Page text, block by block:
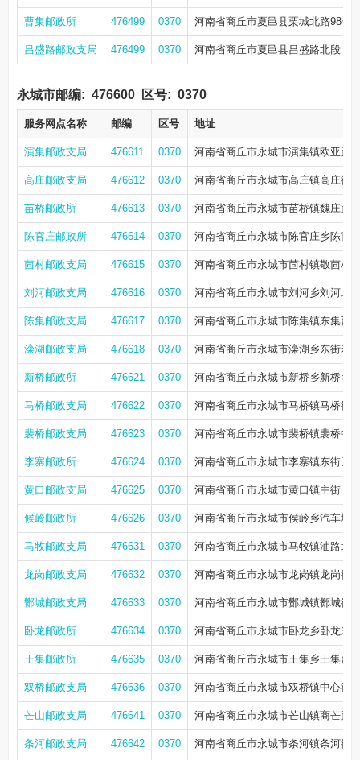
曹集邮政所 476499 0370 河南省商丘市夏邑县栗城北路98号
昌盛路邮政支局 476499 0370 河南省商丘市夏邑县昌盛路北段
永城市邮编: 476600 区号: 0370
服务网点名称 邮编 区号 地址
演集邮政支局 476611 0370 河南省商丘市永城市演集镇欧亚路
高庄邮政支局 476612 0370 河南省商丘市永城市高庄镇高庄街
苗桥邮政所 476613 0370 河南省商丘市永城市苗桥镇魏庄路
陈官庄邮政所 476614 0370 河南省商丘市永城市陈官庄乡陈官
茴村邮政支局 476615 0370 河南省商丘市永城市茴村镇敬茴村
刘河邮政支局 476616 0370 河南省商丘市永城市刘河乡刘河北
陈集邮政支局 476617 0370 河南省商丘市永城市陈集镇东集西
滦湖邮政支局 476618 0370 河南省商丘市永城市滦湖乡东街老
新桥邮政所 476621 0370 河南省商丘市永城市新桥乡新桥南
马桥邮政支局 476622 0370 河南省商丘市永城市马桥镇马桥街
裴桥邮政支局 476623 0370 河南省商丘市永城市裴桥镇裴桥中
李寨邮政所 476624 0370 河南省商丘市永城市李寨镇东街圆
黄口邮政支局 476625 0370 河南省商丘市永城市黄口镇主街十
候岭邮政所 476626 0370 河南省商丘市永城市侯岭乡汽车城
马牧邮政支局 476631 0370 河南省商丘市永城市马牧镇油路北
龙岗邮政支局 476632 0370 河南省商丘市永城市龙岗镇龙岗街
酂城邮政支局 476633 0370 河南省商丘市永城市酂城镇酂城街
卧龙邮政所 476634 0370 河南省商丘市永城市卧龙乡卧龙东
王集邮政所 476635 0370 河南省商丘市永城市王集乡王集西
双桥邮政支局 476636 0370 河南省商丘市永城市双桥镇中心街
芒山邮政支局 476641 0370 河南省商丘市永城市芒山镇商芒路
条河邮政支局 476642 0370 河南省商丘市永城市条河镇条河街